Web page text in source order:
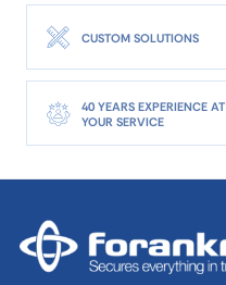
CUSTOM SOLUTIONS
40 YEARS EXPERIENCE AT
YOUR SERVICE